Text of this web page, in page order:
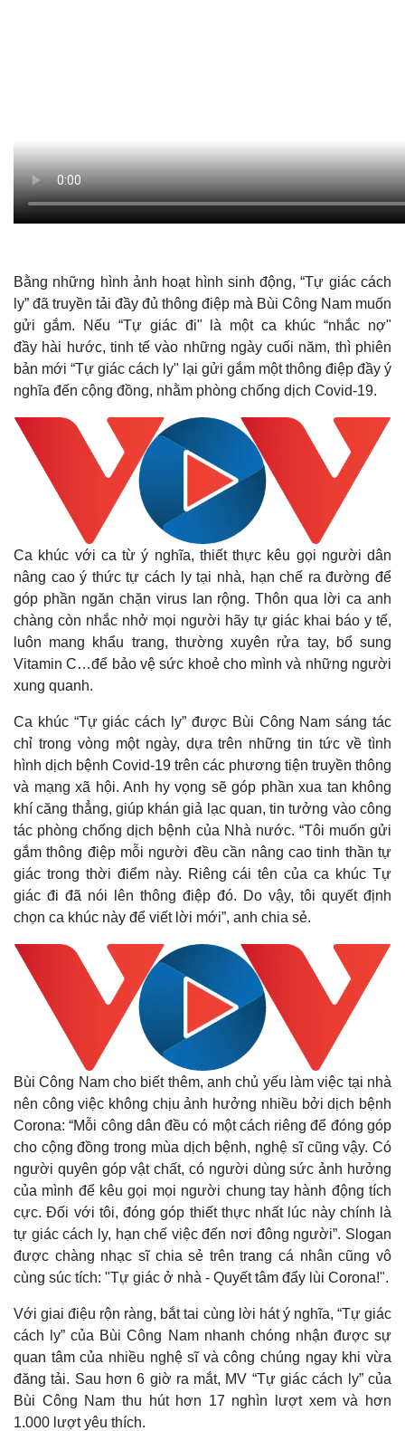
Quan sát
Cuộc sống đó đây
Hồ sơ
Multimedia
Video
Ảnh
E-Magazine
Infographic
Bằng những hình ảnh hoạt hình sinh động, “Tự giác cách
ly” đã truyền tải đầy đủ thông điệp mà Bùi Công Nam muốn
gửi gắm. Nếu “Tự giác đi" là một ca khúc “nhắc nợ"
đầy hài hước, tinh tế vào những ngày cuối năm, thì phiên
bản mới “Tự giác cách ly" lại gửi gắm một thông điệp đầy ý
nghĩa đến cộng đồng, nhằm phòng chống dịch Covid-19.
Ca khúc với ca từ ý nghĩa, thiết thực kêu gọi người dân
nâng cao ý thức tự cách ly tại nhà, hạn chế ra đường để
góp phần ngăn chặn virus lan rộng. Thôn qua lời ca anh
chàng còn nhắc nhở mọi người hãy tự giác khai báo y tế,
luôn mang khẩu trang, thường xuyên rửa tay, bổ sung
Vitamin C…để bảo vệ sức khoẻ cho mình và những người
xung quanh.
Ca khúc “Tự giác cách ly” được Bùi Công Nam sáng tác
chỉ trong vòng một ngày, dựa trên những tin tức về tình
hình dịch bệnh Covid-19 trên các phương tiện truyền thông
và mạng xã hội. Anh hy vọng sẽ góp phần xua tan không
khí căng thẳng, giúp khán giả lạc quan, tin tưởng vào công
tác phòng chống dịch bệnh của Nhà nước. “Tôi muốn gửi
gắm thông điệp mỗi người đều cần nâng cao tinh thần tự
giác trong thời điểm này. Riêng cái tên của ca khúc Tự
giác đi đã nói lên thông điệp đó. Do vậy, tôi quyết định
chọn ca khúc này để viết lời mới”, anh chia sẻ.
Bùi Công Nam cho biết thêm, anh chủ yếu làm việc tại nhà
nên công việc không chịu ảnh hưởng nhiều bởi dịch bệnh
Corona: “Mỗi công dân đều có một cách riêng để đóng góp
cho cộng đồng trong mùa dịch bệnh, nghệ sĩ cũng vậy. Có
người quyên góp vật chất, có người dùng sức ảnh hưởng
của mình để kêu gọi mọi người chung tay hành động tích
cực. Đối với tôi, đóng góp thiết thực nhất lúc này chính là
tự giác cách ly, hạn chế việc đến nơi đông người”. Slogan
được chàng nhạc sĩ chia sẻ trên trang cá nhân cũng vô
cùng súc tích: "Tự giác ở nhà - Quyết tâm đẩy lùi Corona!".
Với giai điệu rộn ràng, bắt tai cùng lời hát ý nghĩa, “Tự giác
cách ly” của Bùi Công Nam nhanh chóng nhận được sự
quan tâm của nhiều nghệ sĩ và công chúng ngay khi vừa
đăng tải. Sau hơn 6 giờ ra mắt, MV “Tự giác cách ly” của
Bùi Công Nam thu hút hơn 17 nghìn lượt xem và hơn
1.000 lượt yêu thích.